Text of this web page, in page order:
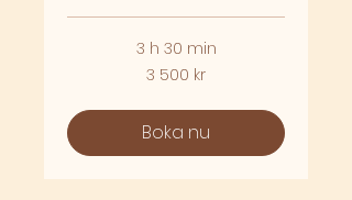
3 h 30 min
3 500 kr
Boka nu